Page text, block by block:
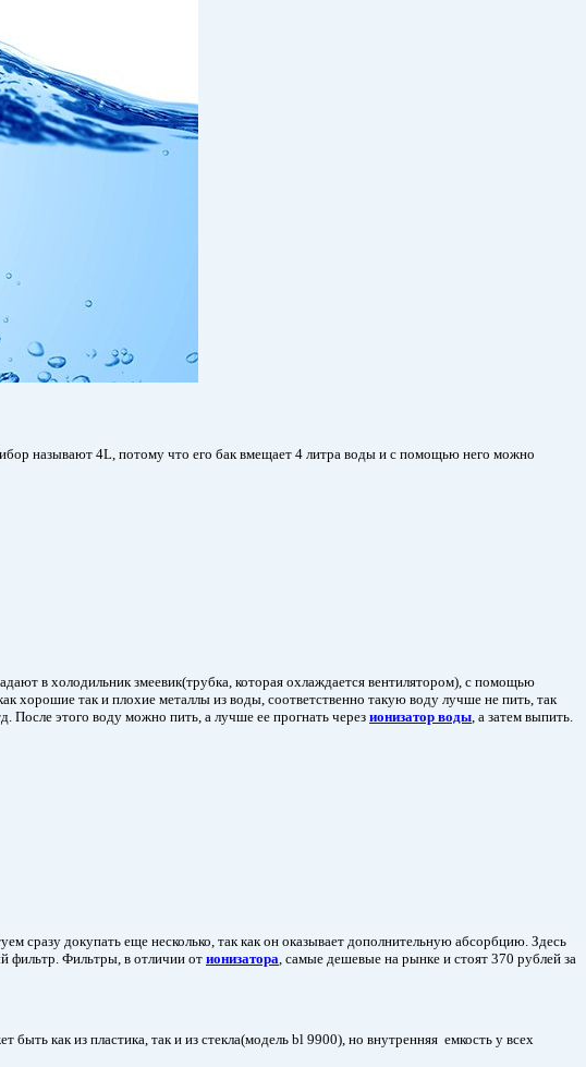
называют 4L, потому что его бак вмещает 4 литра воды и с помощью него можно
в холодильник змеевик(трубка, которая охлаждается вентилятором), с помощью
хорошие так и плохие металлы из воды, соответственно такую воду лучше не пить, так
После этого воду можно пить, а лучше ее прогнать через ионизатор воды, а затем выпить.
сразу докупать еще несколько, так как он оказывает дополнительную абсорбцию. Здесь
фильтр. Фильтры, в отличии от ионизатора, самые дешевые на рынке и стоят 370 рублей за
как из пластика, так и из стекла(модель bl 9900), но внутренняя емкость у всех